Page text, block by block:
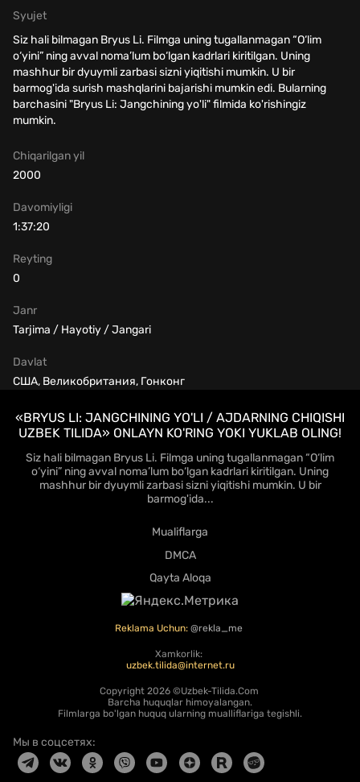
Syujet
Siz hali bilmagan Bryus Li. Filmga uning tugallanmagan “O‘lim
o‘yini” ning avval noma’lum bo‘lgan kadrlari kiritilgan. Uning
mashhur bir dyuymli zarbasi sizni yiqitishi mumkin. U bir
barmog'ida surish mashqlarini bajarishi mumkin edi. Bularning
barchasini "Bryus Li: Jangchining yo'li" filmida ko'rishingiz
mumkin.
Chiqarilgan yil
2000
Janr
Tarjima / Hayotiy / Jangari
Davomiyligi
1:37:20
Davlat
США, Великобритания, Гонконг
Reyting
0
«BRYUS LI: JANGCHINING YO'LI / AJDARNING CHIQISHI
UZBEK TILIDA» ONLAYN KO'RING YOKI YUKLAB OLING!
Siz hali bilmagan Bryus Li. Filmga uning tugallanmagan “O‘lim
o‘yini” ning avval noma’lum bo‘lgan kadrlari kiritilgan. Uning
mashhur bir dyuymli zarbasi sizni yiqitishi mumkin. U bir
barmog'ida...
Mualiflarga
DMCA
Qayta Aloqa
Reklama Uchun: @rekla_me
Xamkorlik:
uzbek.tilida@internet.ru
Copyright 2026 ©Uzbek-Tilida.Com
Barcha huquqlar himoyalangan.
Filmlarga bo'lgan huquq ularning mualliflariga tegishli.
Мы в соцсетях: